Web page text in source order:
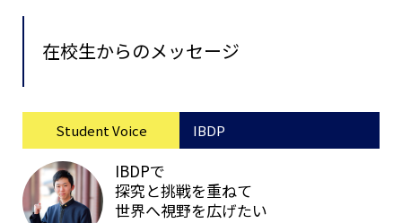
在校生からのメッセージ
Student Voice IBDP
IBDPで
探究と挑戦を重ねて
世界へ視野を広げたい